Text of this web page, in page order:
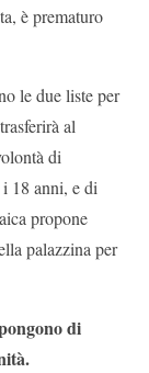
è prematuro
le due liste per
al
di
18 anni, e di
propone
palazzina per
di